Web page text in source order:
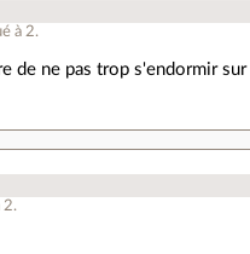
à 2.
ne pas trop s'endormir sur
2.